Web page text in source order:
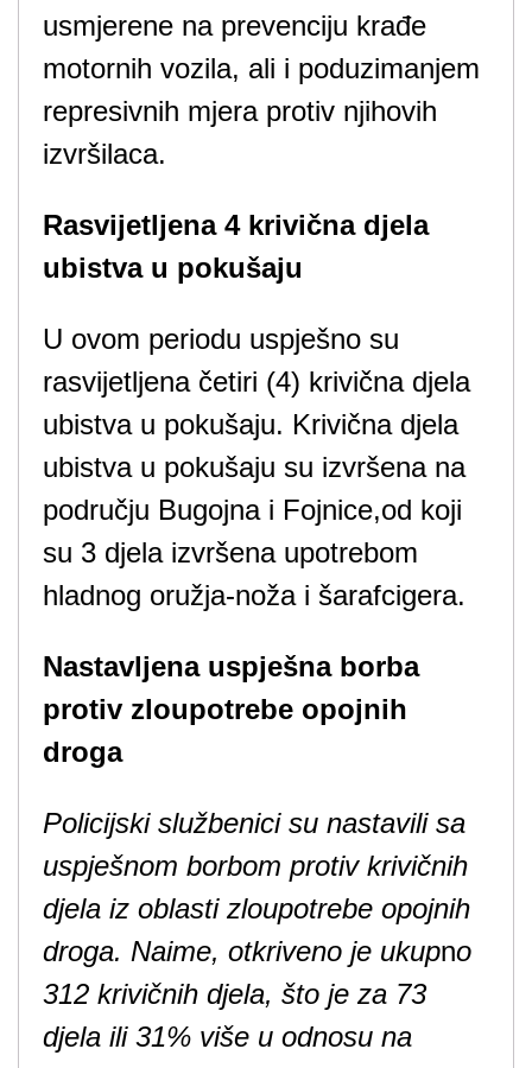
usmjerene na prevenciju krađe
motornih vozila, ali i poduzimanjem
represivnih mjera protiv njihovih
izvršilaca.
Rasvijetljena 4 krivična djela
ubistva u pokušaju
U ovom periodu uspješno su
rasvijetljena četiri (4) krivična djela
ubistva u pokušaju. Krivična djela
ubistva u pokušaju su izvršena na
području Bugojna i Fojnice,od koji
su 3 djela izvršena upotrebom
hladnog oružja-noža i šarafcigera.
Nastavljena uspješna borba
protiv zloupotrebe opojnih
droga
Policijski službenici su nastavili sa
uspješnom borbom protiv krivičnih
djela iz oblasti zloupotrebe opojnih
droga. Naime, otkriveno je ukupno
312 krivičnih djela, što je za 73
djela ili 31% više u odnosu na